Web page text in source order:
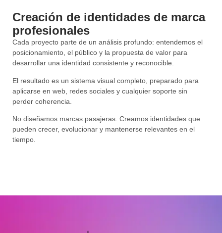
Creación de identidades de marca
profesionales
Cada proyecto parte de un análisis profundo: entendemos el
posicionamiento, el público y la propuesta de valor para
desarrollar una identidad consistente y reconocible.
El resultado es un sistema visual completo, preparado para
aplicarse en web, redes sociales y cualquier soporte sin
perder coherencia.
No diseñamos marcas pasajeras. Creamos identidades que
pueden crecer, evolucionar y mantenerse relevantes en el
tiempo.